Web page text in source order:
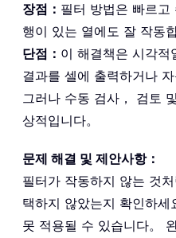
장점： 필터 방법은 빠르고
행이 있는 열에도 잘 작동합
단점： 이 해결책은 시각적
결과를 셀에 출력하거나
그러나 수동 검사， 검토
상적입니다。
문제 해결 및 제안사항：
필터가 작동하지 않는 것
택하지 않았는지 확인하
못 적용될 수 있습니다。